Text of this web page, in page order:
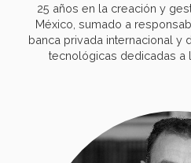
25 años en la creación y
México, sumado a
banca privada internacional y
tecnológicas dedicadas a